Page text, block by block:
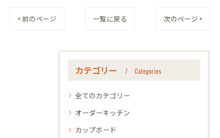
< 前のページ 一覧に戻る 次のページ >
カテゴリー Categories
全てのカテゴリー
オーダーキッチン
カップボード